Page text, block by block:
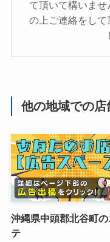
て頂いて構いま
の上ご連絡をし
他の地域での店
沖縄県中頭郡北谷町の
テ